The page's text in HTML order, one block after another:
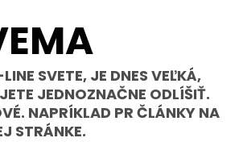
SVETE, JE DNES VEĽKÁ,
JEDNOZNAČNE ODLÍŠIŤ.
NAPRÍKLAD PR ČLÁNKY NA
STRÁNKE.